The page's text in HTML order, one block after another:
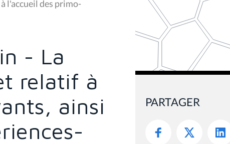
l'accueil des primo-
- La
relatif à
ainsi
PARTAGER